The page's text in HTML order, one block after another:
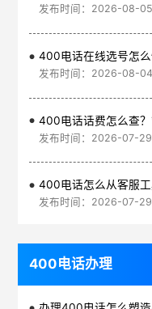
发布时间：2026-08-
发布时间：2026-08-
400电话话费怎么查
发布时间：2026-07-
400电话怎么从客服工
发布时间：2026-07-
400电话办理